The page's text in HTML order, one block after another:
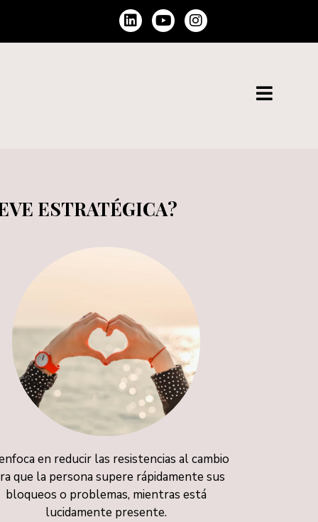
ESTRATÉGICA?
en reducir las resistencias al cambio
que la persona supere rápidamente sus
bloqueos o problemas, mientras está
lucidamente presente.